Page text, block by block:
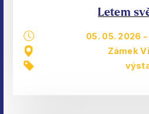
Letem
05. 05. 2026 -
Zámek